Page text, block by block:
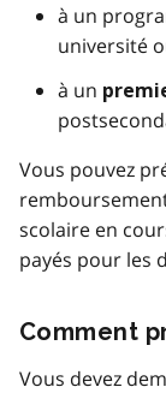
à un
université
à un
Vous pouvez
scolaire en
payés pour les
Comment
Vous devez